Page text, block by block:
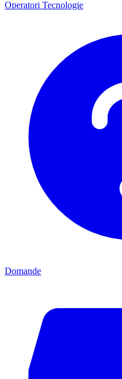
Operatori Tecnologie
Domande